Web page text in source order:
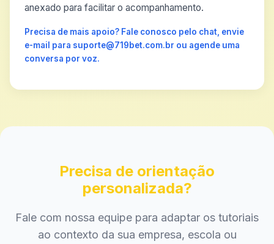
anexado para facilitar o acompanhamento.
Precisa de mais apoio? Fale conosco pelo chat, envie
e-mail para suporte@719bet.com.br ou agende uma
conversa por voz.
Precisa de orientação
personalizada?
Fale com nossa equipe para adaptar os tutoriais
ao contexto da sua empresa, escola ou